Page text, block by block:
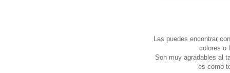
Las puedes encontrar
colores o
Son muy agradables al
es como